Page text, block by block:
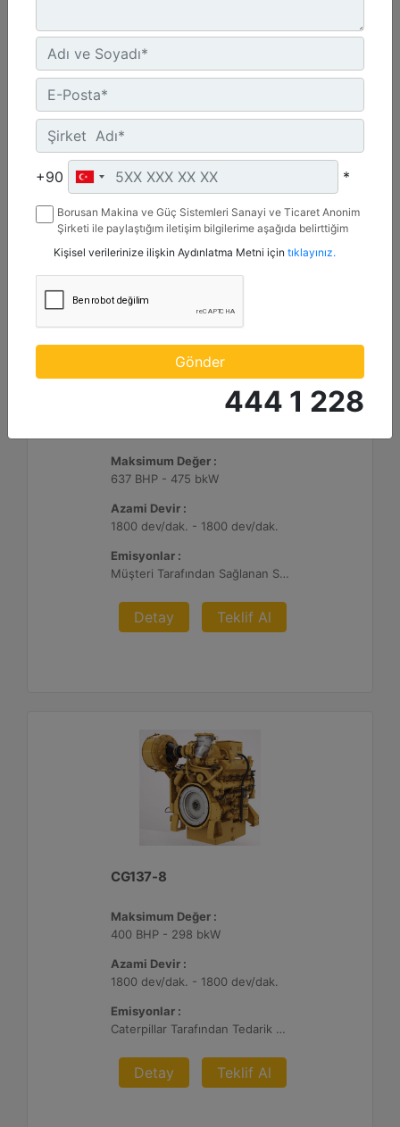
Azami Devir :
1800 dev/dak. - 1800 dev/dak.
%2 O2 Emisyon Değeri: Yalnızca İhracat
Detay Teklif Al
Maksimum Değer :
637 BHP - 475 bkW
Azami Devir :
1800 dev/dak. - 1800 dev/dak.
Emisyonlar :
Müşteri Tarafından Sağlanan SCR Atık Arıtma ile NSPS Saha Uyumluluğuna Sahiptir
Detay Teklif Al
CG137-8
Maksimum Değer :
400 BHP - 298 bkW
Azami Devir :
1800 dev/dak. - 1800 dev/dak.
Emisyonlar :
Caterpillar Tarafından Tedarik Edilen veya Müşteri Tarafından Sağlanan Atık Arıtma ile NSPS Saha Uyumluluğuna Sahiptir, %0,5 O2 Ayar Noktası
Detay Teklif Al
+90 *
Borusan Makina ve Güç Sistemleri Sanayi ve Ticaret Anonim
Şirketi ile paylaştığım iletişim bilgilerime aşağıda belirttiğim
mesaj gönderilmesine izin veriyorum.
Kişisel verilerinize ilişkin Aydınlatma Metni için tıklayınız.
Gönder
444 1 228